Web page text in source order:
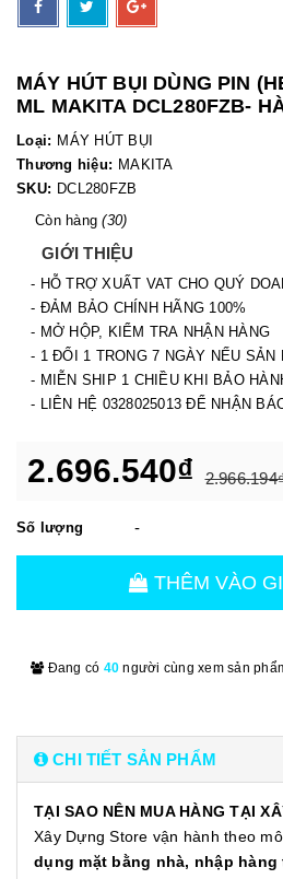
MÁY HÚT BỤI DÙNG PIN
ML MAKITA DCL280FZB-
Loại: MÁY HÚT BỤI
Thương hiệu: MAKITA
SKU: DCL280FZB
Còn hàng(30)
GIỚI THIỆU
- HỖ TRỢ XUẤT VAT CHO QUÝ
- ĐẢM BẢO CHÍNH HÃNG 100%
- MỞ HỘP, KIỂM TRA NHẬN HÀNG
- 1 ĐỔI 1 TRONG 7 NGÀY NẾU SẢN
- MIỄN SHIP 1 CHIỀU KHI BẢO
- LIÊN HỆ 0328025013 ĐỂ NHẬN
2.696.540₫
Số lượng -
THÊM VÀO
Đang có 40 người cùng xem sản
CHI TIẾT SẢN PHẨM
TẠI SAO NÊN MUA HÀNG TẠI
Xây Dựng Store vận hành theo
dụng mặt bằng nhà, nhập